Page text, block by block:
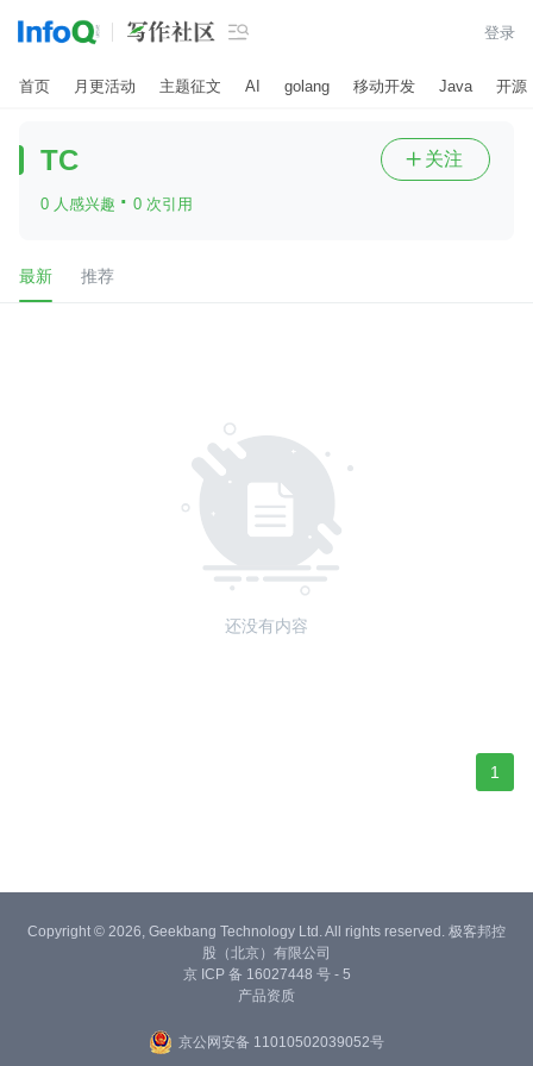
 登录
首页 月更活动 主题征文 AI golang 移动开发 Java 开源
TC
0 人感兴趣 · 0 次引用
 关注
最新 推荐
还没有内容
1
Copyright © 2026, Geekbang Technology Ltd. All rights reserved. 极客邦控
股（北京）有限公司
京 ICP 备 16027448 号 - 5
产品资质
京公网安备 11010502039052号